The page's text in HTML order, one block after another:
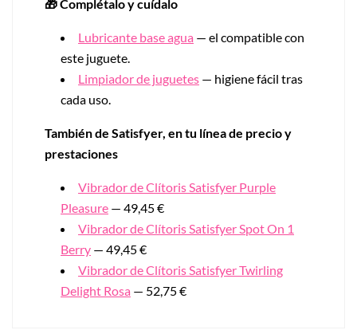
🎁 Complétalo y cuídalo
Lubricante base agua — el compatible con
este juguete.
Limpiador de juguetes — higiene fácil tras
cada uso.
También de Satisfyer, en tu línea de precio y
prestaciones
Vibrador de Clítoris Satisfyer Purple
Pleasure — 49,45 €
Vibrador de Clítoris Satisfyer Spot On 1
Berry — 49,45 €
Vibrador de Clítoris Satisfyer Twirling
Delight Rosa — 52,75 €